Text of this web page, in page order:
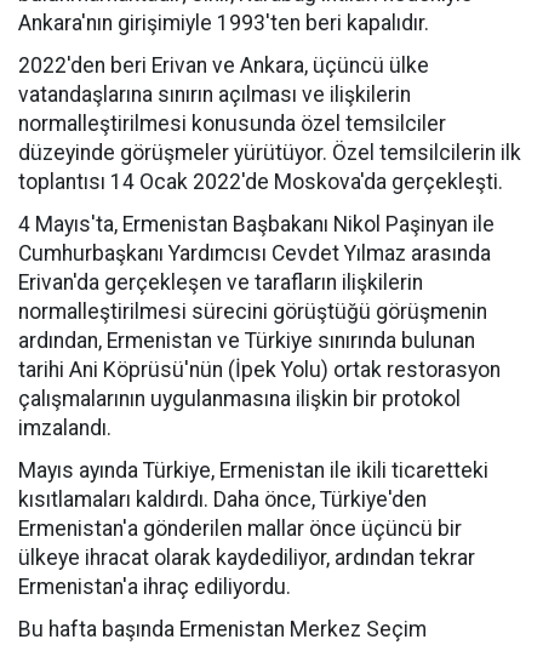
Ankara'nın girişimiyle 1993'ten beri kapalıdır.
2022'den beri Erivan ve Ankara, üçüncü ülke
vatandaşlarına sınırın açılması ve ilişkilerin
normalleştirilmesi konusunda özel temsilciler
düzeyinde görüşmeler yürütüyor. Özel temsilcilerin ilk
toplantısı 14 Ocak 2022'de Moskova'da gerçekleşti.
4 Mayıs'ta, Ermenistan Başbakanı Nikol Paşinyan ile
Cumhurbaşkanı Yardımcısı Cevdet Yılmaz arasında
Erivan'da gerçekleşen ve tarafların ilişkilerin
normalleştirilmesi sürecini görüştüğü görüşmenin
ardından, Ermenistan ve Türkiye sınırında bulunan
tarihi Ani Köprüsü'nün (İpek Yolu) ortak restorasyon
çalışmalarının uygulanmasına ilişkin bir protokol
imzalandı.
Mayıs ayında Türkiye, Ermenistan ile ikili ticaretteki
kısıtlamaları kaldırdı. Daha önce, Türkiye'den
Ermenistan'a gönderilen mallar önce üçüncü bir
ülkeye ihracat olarak kaydediliyor, ardından tekrar
Ermenistan'a ihraç ediliyordu.
Bu hafta başında Ermenistan Merkez Seçim